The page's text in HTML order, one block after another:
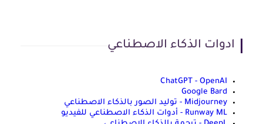
ادوات الذكاء الاصطناعي
ChatGPT - OpenAI
Google Bard
Midjourney - توليد الصور بالذكاء الاصطناعي
Runway ML - أدوات الذكاء الاصطناعي للفيديو